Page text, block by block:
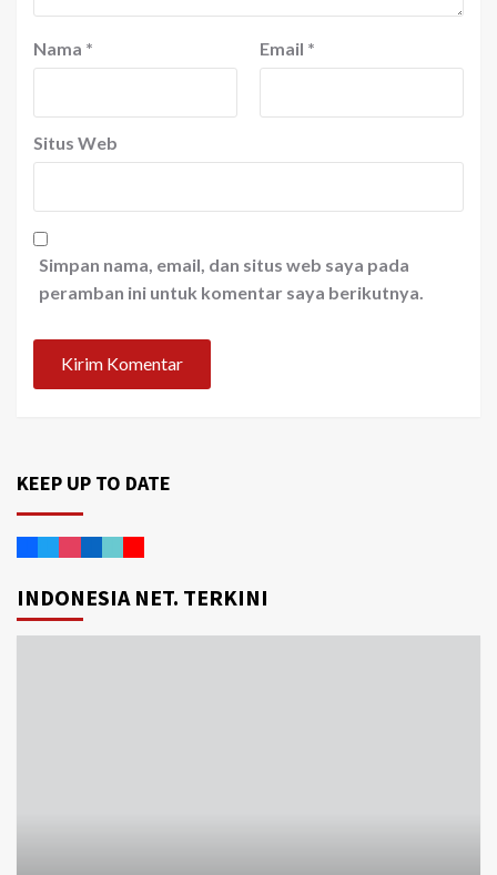
Nama * Email *
Situs Web
Simpan nama, email, dan situs web saya pada
peramban ini untuk komentar saya berikutnya.
KEEP UP TO DATE
INDONESIA NET. TERKINI